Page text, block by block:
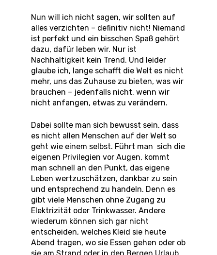
Nun will ich nicht sagen, wir sollten auf
alles verzichten – definitiv nicht! Niemand
ist perfekt und ein bisschen Spaß gehört
dazu, dafür leben wir. Nur ist
Nachhaltigkeit kein Trend. Und leider
glaube ich, lange schafft die Welt es nicht
mehr, uns das Zuhause zu bieten, was wir
brauchen – jedenfalls nicht, wenn wir
nicht anfangen, etwas zu verändern.
Dabei sollte man sich bewusst sein, dass
es nicht allen Menschen auf der Welt so
geht wie einem selbst. Führt man sich die
eigenen Privilegien vor Augen, kommt
man schnell an den Punkt, das eigene
Leben wertzuschätzen, dankbar zu sein
und entsprechend zu handeln. Denn es
gibt viele Menschen ohne Zugang zu
Elektrizität oder Trinkwasser. Andere
wiederum können sich gar nicht
entscheiden, welches Kleid sie heute
Abend tragen, wo sie Essen gehen oder ob